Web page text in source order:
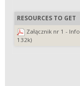
RESOURCES TO GET
Załącznik nr 1 -
132k)